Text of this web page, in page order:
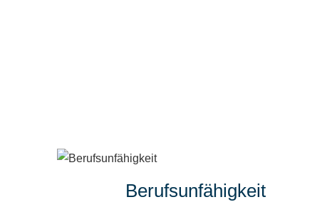
Berufs­unfähig­keit